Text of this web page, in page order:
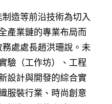
造等前沿技術為切入
產業鏈的專業布局而
處處長趙洪珊說。未
驗（工作坊）、工程
設計與開發的綜合實
服裝行業、時尚創意